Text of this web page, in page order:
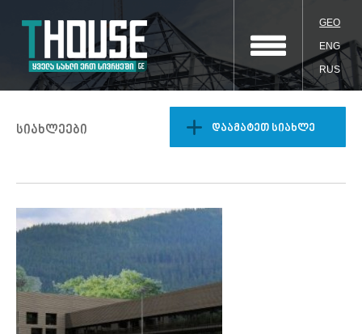
GEO
ENG
RUS
სიახლეები დაამატეთ სიახლე